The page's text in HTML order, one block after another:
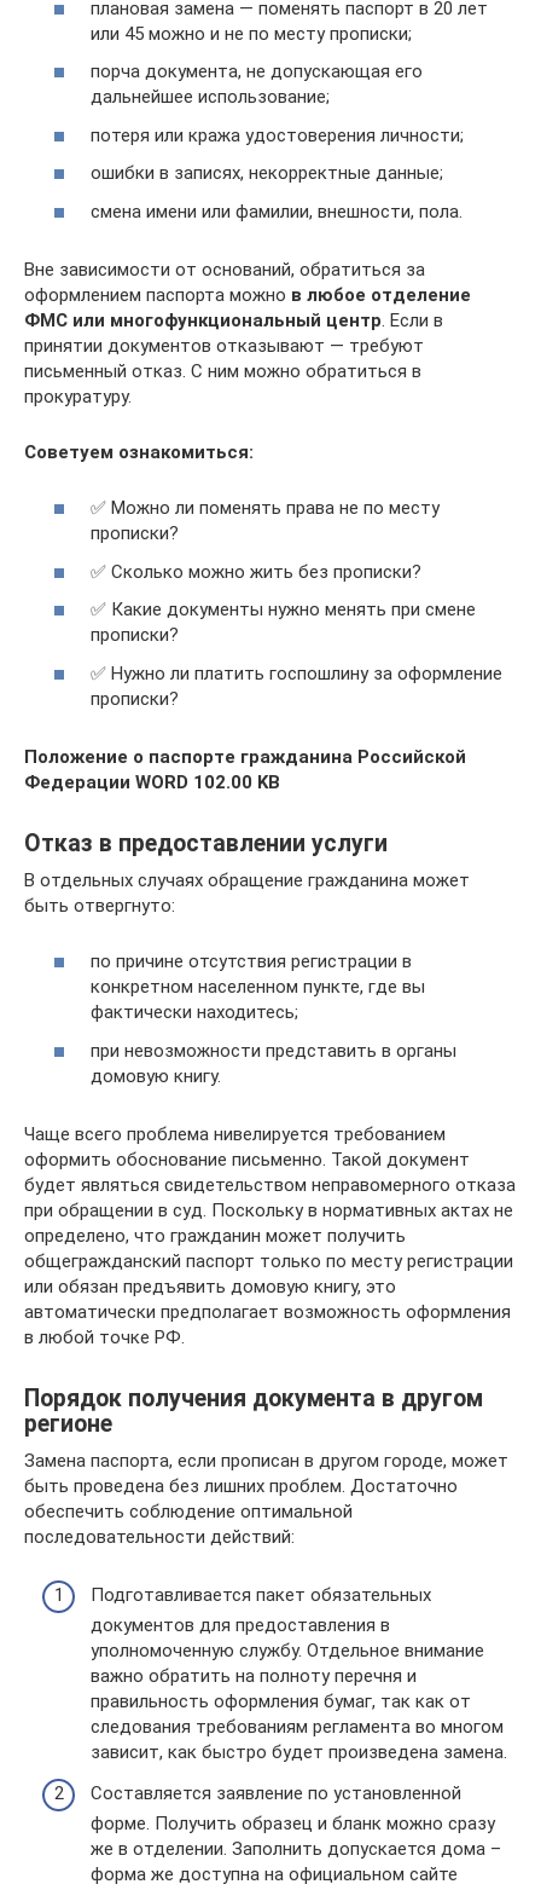
плановая замена — поменять паспорт в 20 лет
или 45 можно и не по месту прописки;
порча документа, не допускающая его
дальнейшее использование;
потеря или кража удостоверения личности;
ошибки в записях, некорректные данные;
смена имени или фамилии, внешности, пола.
Вне зависимости от оснований, обратиться за
оформлением паспорта можно в любое отделение
ФМС или многофункциональный центр. Если в
принятии документов отказывают — требуют
письменный отказ. С ним можно обратиться в
прокуратуру.
Советуем ознакомиться:
✅ Можно ли поменять права не по месту
прописки?
✅ Сколько можно жить без прописки?
✅ Какие документы нужно менять при смене
прописки?
✅ Нужно ли платить госпошлину за оформление
прописки?
Положение о паспорте гражданина Российской
Федерации WORD 102.00 KB
Отказ в предоставлении услуги
В отдельных случаях обращение гражданина может
быть отвергнуто:
по причине отсутствия регистрации в
конкретном населенном пункте, где вы
фактически находитесь;
при невозможности представить в органы
домовую книгу.
Чаще всего проблема нивелируется требованием
оформить обоснование письменно. Такой документ
будет являться свидетельством неправомерного отказа
при обращении в суд. Поскольку в нормативных актах не
определено, что гражданин может получить
общегражданский паспорт только по месту регистрации
или обязан предъявить домовую книгу, это
автоматически предполагает возможность оформления
в любой точке РФ.
Порядок получения документа в другом
регионе
Замена паспорта, если прописан в другом городе, может
быть проведена без лишних проблем. Достаточно
обеспечить соблюдение оптимальной
последовательности действий:
Подготавливается пакет обязательных
документов для предоставления в
уполномоченную службу. Отдельное внимание
важно обратить на полноту перечня и
правильность оформления бумаг, так как от
следования требованиям регламента во многом
зависит, как быстро будет произведена замена.
Составляется заявление по установленной
форме. Получить образец и бланк можно сразу
же в отделении. Заполнить допускается дома –
форма же доступна на официальном сайте